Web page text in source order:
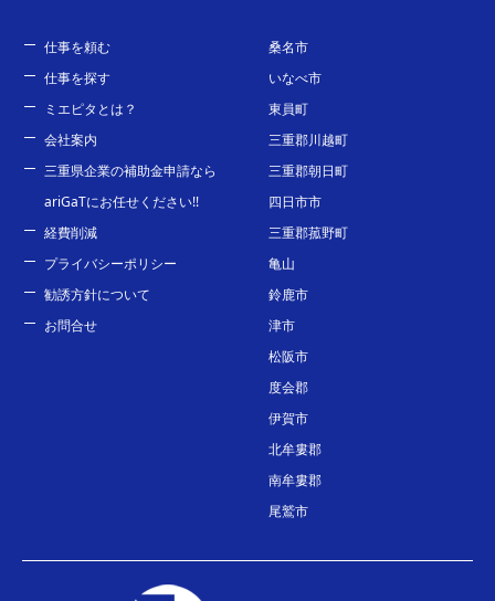
仕事を頼む
仕事を探す
ミエピタとは？
会社案内
三重県企業の補助金申請なら
ariGaTにお任せください!!
経費削減
プライバシーポリシー
勧誘方針について
お問合せ
桑名市
いなべ市
東員町
三重郡川越町
三重郡朝日町
四日市市
三重郡菰野町
亀山
鈴鹿市
津市
松阪市
度会郡
伊賀市
北牟婁郡
南牟婁郡
尾鷲市